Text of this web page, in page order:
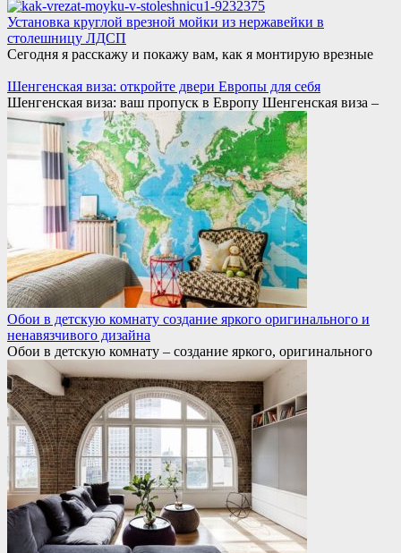
Установка круглой врезной мойки из нержавейки в
столешницу ЛДСП
Сегодня я расскажу и покажу вам, как я монтирую врезные
Шенгенская виза: откройте двери Европы для себя
Шенгенская виза: ваш пропуск в Европу Шенгенская виза –
Обои в детскую комнату создание яркого оригинального и
ненавязчивого дизайна
Обои в детскую комнату – создание яркого, оригинального